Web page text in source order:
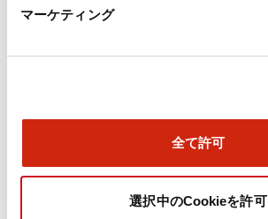
マーケティング
全て許可
選択中のCookieを許可
ドキュメントとファイル